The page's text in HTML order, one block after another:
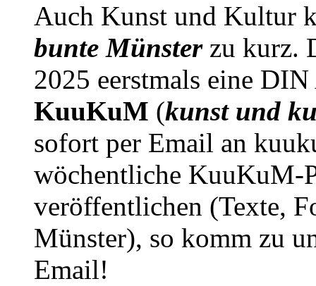
Auch Kunst und Kultur
bunte Münsterzu kurz.
2025 eerstmals eine
KuuKuM (kunst und
sofort per Email an
wöchentliche KuuKuM-
veröffentlichen (Texte,
Münster), so komm zu
Email!